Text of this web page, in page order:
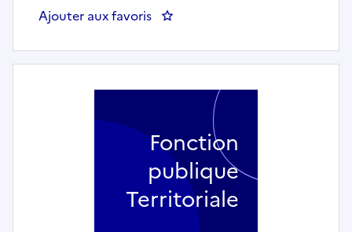
Ajouter aux favoris : Gestionnaire RH - Paie et
Fonction
publique
Territoriale